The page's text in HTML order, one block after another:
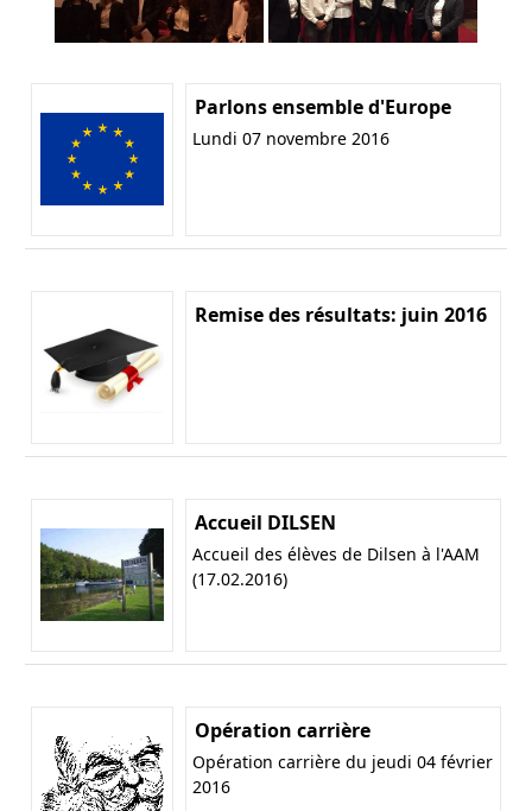
Parlons ensemble d'Europe
Lundi 07 novembre 2016
Remise des résultats: juin 2016
Accueil DILSEN
Accueil des élèves de Dilsen à l'AAM
(17.02.2016)
Opération carrière
Opération carrière du jeudi 04 février
2016